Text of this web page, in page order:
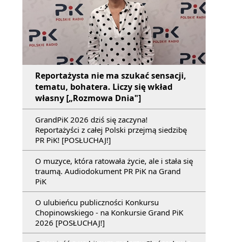
Reportażysta nie ma szukać sensacji,
tematu, bohatera. Liczy się wkład
własny [„Rozmowa Dnia"]
GrandPiK 2026 dziś się zaczyna!
Reportażyści z całej Polski przejmą siedzibę
PR PiK! [POSŁUCHAJ!]
O muzyce, która ratowała życie, ale i stała się
traumą. Audiodokument PR PiK na Grand
PiK
O ulubieńcu publiczności Konkursu
Chopinowskiego - na Konkursie Grand PiK
2026 [POSŁUCHAJ!]